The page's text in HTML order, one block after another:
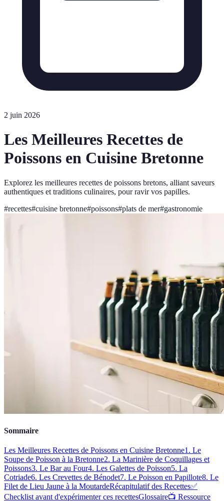
2 juin 2026
Les Meilleures Recettes de
Poissons en Cuisine Bretonne
Explorez les meilleures recettes de poissons bretons, alliant saveurs
authentiques et traditions culinaires, pour ravir vos papilles.
#recettes#cuisine bretonne#poissons#plats de mer#gastronomie
Sommaire
Les Meilleures Recettes de Poissons en Cuisine Bretonne1. Le
Soupe de Poisson à la Bretonne2. La Marinière de Coquillages et
Poissons3. Le Bar au Four4. Les Galettes de Poisson5. La
Cotriade6. Les Crevettes de Bénodet7. Le Poisson en Papillote8. Le
Filet de Lieu Jaune à la MoutardeRécapitulatif des Recettes✅
Checklist avant d'expérimenter ces recettesGlossaire📺 Ressource